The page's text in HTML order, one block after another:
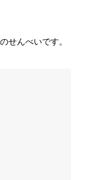
せんべいです。